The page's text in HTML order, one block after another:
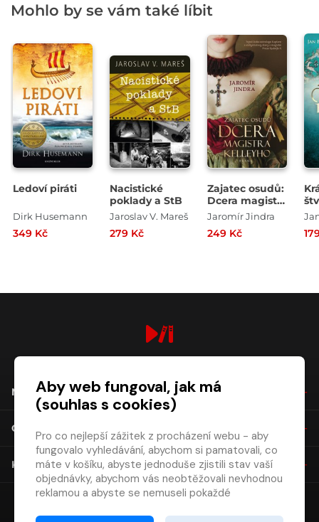
Mohlo by se vám také líbit
Ledoví piráti
Dirk Husemann
349 Kč
Nacistické
poklady a StB
Jaroslav V. Mareš
279 Kč
Zajatec osudů:
Dcera magistra
Kelleyho
Jaromír Jindra
249 Kč
NÁKUP
O SPOLEČNOSTI
KONTAKT
Aby web fungoval, jak má
(souhlas s cookies)
Pro co nejlepší zážitek z procházení webu - aby
fungovalo vyhledávání, abychom si pamatovali, co
máte v košíku, abyste jednoduše zjistili stav vaší
objednávky, abychom vás neobtěžovali nevhodnou
reklamou a abyste se nemuseli pokaždé